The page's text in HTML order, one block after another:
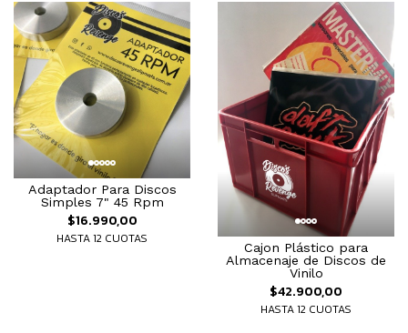
Adaptador Para Discos
Simples 7" 45 Rpm
$16.990,00
HASTA 12 CUOTAS
Cajon Plástico para
Almacenaje de Discos de
Vinilo
$42.900,00
HASTA 12 CUOTAS